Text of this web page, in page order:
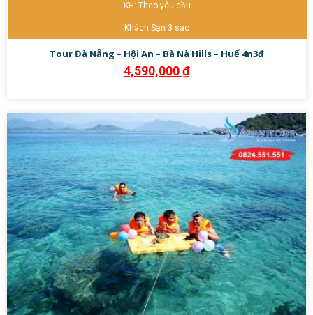
KH: Theo yêu cầu
Khách Sạn 3 sao
Tour Đà Nẵng – Hội An – Bà Nà Hills – Huế 4n3đ
4,590,000₫